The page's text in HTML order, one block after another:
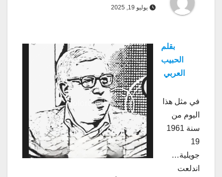
يوليو 19, 2025
بقلم
الحبيب
العربي
في مثل هذا
اليوم من
سنة 1961
19
جويلية…
اندلعت